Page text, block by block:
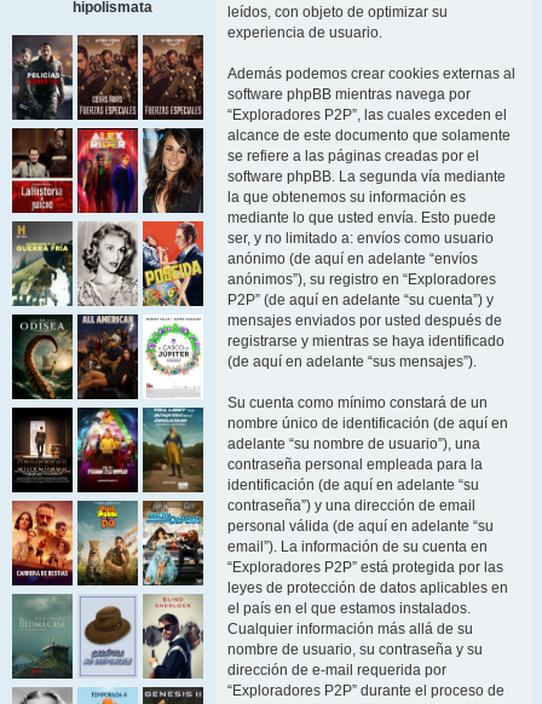
hipolismata
leídos, con objeto de optimizar su
experiencia de usuario.
Además podemos crear cookies externas al
software phpBB mientras navega por
“Exploradores P2P”, las cuales exceden el
alcance de este documento que solamente
se refiere a las páginas creadas por el
software phpBB. La segunda vía mediante
la que obtenemos su información es
mediante lo que usted envía. Esto puede
ser, y no limitado a: envíos como usuario
anónimo (de aquí en adelante “envíos
anónimos”), su registro en “Exploradores
P2P” (de aquí en adelante “su cuenta”) y
mensajes enviados por usted después de
registrarse y mientras se haya identificado
(de aquí en adelante “sus mensajes”).
Su cuenta como mínimo constará de un
nombre único de identificación (de aquí en
adelante “su nombre de usuario”), una
contraseña personal empleada para la
identificación (de aquí en adelante “su
contraseña”) y una dirección de email
personal válida (de aquí en adelante “su
email”). La información de su cuenta en
“Exploradores P2P” está protegida por las
leyes de protección de datos aplicables en
el país en el que estamos instalados.
Cualquier información más allá de su
nombre de usuario, su contraseña y su
dirección de e-mail requerida por
“Exploradores P2P” durante el proceso de